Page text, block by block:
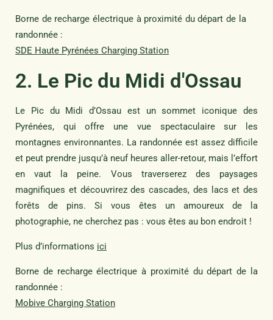
Borne de recharge électrique à proximité du départ de la
randonnée :
SDE Haute Pyrénées Charging Station
2. Le Pic du Midi d'Ossau
Le Pic du Midi d’Ossau est un sommet iconique des
Pyrénées, qui offre une vue spectaculaire sur les
montagnes environnantes. La randonnée est assez difficile
et peut prendre jusqu’à neuf heures aller-retour, mais l’effort
en vaut la peine. Vous traverserez des paysages
magnifiques et découvrirez des cascades, des lacs et des
forêts de pins. Si vous êtes un amoureux de la
photographie, ne cherchez pas : vous êtes au bon endroit !
Plus d’informations ici
Borne de recharge électrique à proximité du départ de la
randonnée :
Mobive Charging Station